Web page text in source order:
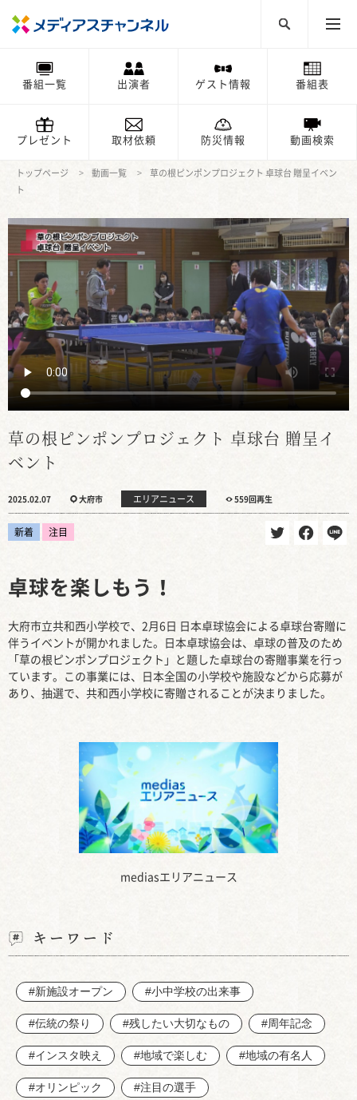
番組一覧 出演者 ゲスト情報 番組表
プレゼント 取材依頼 防災情報 動画検索
トップページ 動画一覧
草の根ピンポンプロジェクト 卓球台 贈呈イベン
ト
草の根ピンポンプロジェクト 卓球台 贈呈イ
ベント
2025.02.07 大府市 エリアニュース 559回再生
新着 注目
mediasエリアニュース
卓球を楽しもう！
大府市立共和西小学校で、2月6日 日本卓球協会による卓球台寄贈に
伴うイベントが開かれました。日本卓球協会は、卓球の普及のため
「草の根ピンポンプロジェクト」と題した卓球台の寄贈事業を行っ
ています。この事業には、日本全国の小学校や施設などから応募が
あり、抽選で、共和西小学校に寄贈されることが決まりました。
キーワード
#新施設オープン #小中学校の出来事
#伝統の祭り #残したい大切なもの #周年記念
#インスタ映え #地域で楽しむ #地域の有名人
#オリンピック #注目の選手